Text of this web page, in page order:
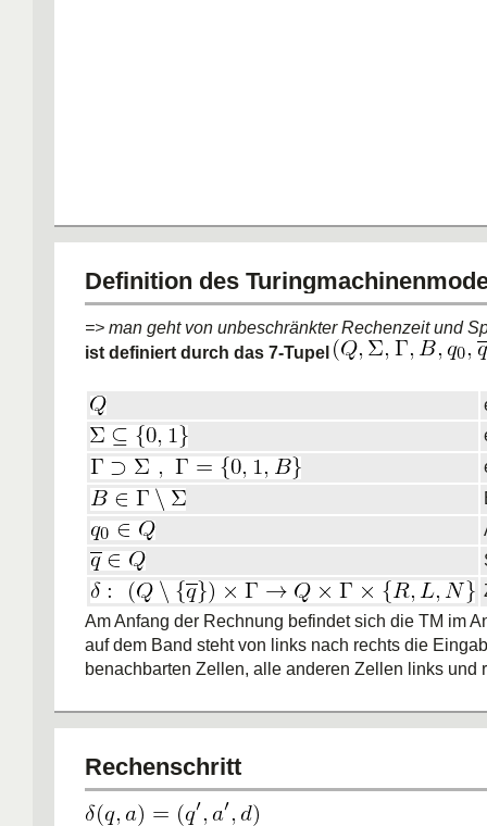
Definition des
=> man geht von unbeschränkter Rechenzeit und
ist definiert durch das 7-Tupel
Am Anfang der Rechnung befindet sich die TM im
auf dem Band steht von links nach rechts die
benachbarten Zellen, alle anderen Zellen links und
Zeichen der Eingabe.
Rechenschritt